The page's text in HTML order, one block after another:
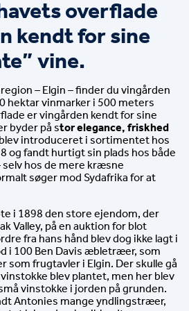
overflade
kendt for sine
vine.
hektar vinmarker i 500 meters
byder på stor elegance, friskhed
blev introduceret i sortimentet hos
og fandt hurtigt sin plads hos både
hos de mere kræsne
søger mod Sydafrika for at
i 1898 den store ejendom, der
Valley, på en auktion for blot
fra hans hånd blev dog ikke lagt i
i 100 Ben Davis æbletræer, som
som frugtavler i Elgin. Der skulle gå
blev plantet, men her blev
vinstokke i jorden på grunden.
Antonies mange yndlingstræer,